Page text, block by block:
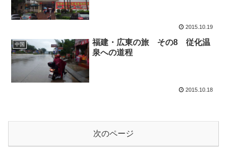
2015.10.19
中国
福建・広東の旅 その8 従化温
泉への道程
2015.10.18
次のページ